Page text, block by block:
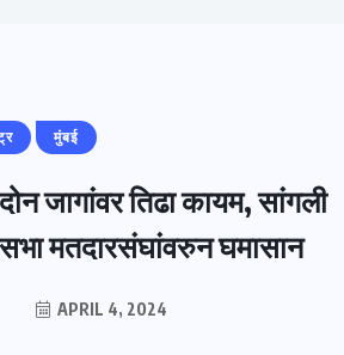
मुंबई
जागांवर तिढा कायम, सांगली
मतदारसंघांवरुन घमासान
APRIL 4, 2024